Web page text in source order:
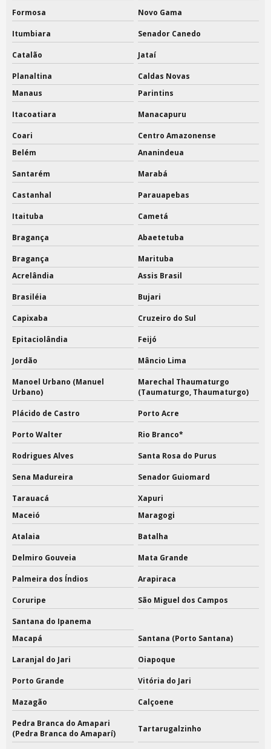
Formosa Novo Gama
Itumbiara Senador Canedo
Catalão Jataí
Planaltina
Caldas Novas
Manaus
Parintins
Itacoatiara Manacapuru
Coari
Centro Amazonense
Belém
Ananindeua
Santarém Marabá
Castanhal Parauapebas
Itaituba Cametá
Bragança Abaetetuba
Bragança
Marituba
Acrelândia
Assis Brasil
Brasiléia Bujari
Capixaba Cruzeiro do Sul
Epitaciolândia Feijó
Jordão Mâncio Lima
Manoel Urbano (Manuel
Urbano)
Marechal Thaumaturgo
(Taumaturgo, Thaumaturgo)
Plácido de Castro Porto Acre
Porto Walter Rio Branco*
Rodrigues Alves Santa Rosa do Purus
Sena Madureira Senador Guiomard
Tarauacá
Xapuri
Maceió
Maragogi
Atalaia Batalha
Delmiro Gouveia Mata Grande
Palmeira dos Índios Arapiraca
Coruripe São Miguel dos Campos
Santana do Ipanema
Macapá
Santana (Porto Santana)
Laranjal do Jari Oiapoque
Porto Grande Vitória do Jari
Mazagão Calçoene
Pedra Branca do Amapari
(Pedra Branca do Amaparí)
Tartarugalzinho